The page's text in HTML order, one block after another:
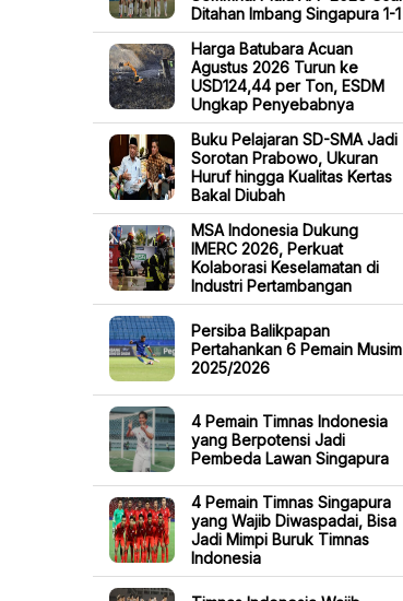
Ditahan Imbang Singapura 1-1
Harga Batubara Acuan
Agustus 2026 Turun ke
USD124,44 per Ton, ESDM
Ungkap Penyebabnya
Buku Pelajaran SD-SMA Jadi
Sorotan Prabowo, Ukuran
Huruf hingga Kualitas Kertas
Bakal Diubah
MSA Indonesia Dukung
IMERC 2026, Perkuat
Kolaborasi Keselamatan di
Industri Pertambangan
Persiba Balikpapan
Pertahankan 6 Pemain Musim
2025/2026
4 Pemain Timnas Indonesia
yang Berpotensi Jadi
Pembeda Lawan Singapura
4 Pemain Timnas Singapura
yang Wajib Diwaspadai, Bisa
Jadi Mimpi Buruk Timnas
Indonesia